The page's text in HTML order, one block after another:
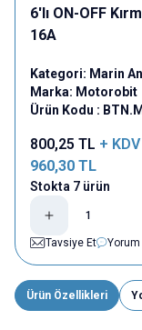
6'lı ON-OFF
16A
Kategori: Marin
Marka: Motorobit
Ürün Kodu :
800,25 TL + KDV
960,30 TL
Stokta 7 ürün
Tavsiye Et
Yorum
Ürün Özellikleri